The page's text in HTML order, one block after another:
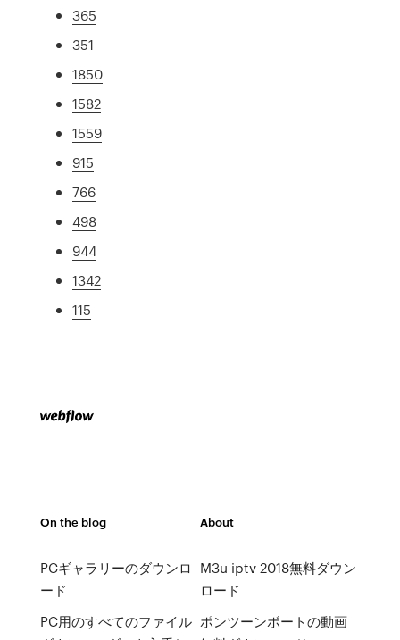
365
351
1850
1582
1559
915
766
498
944
1342
115
On the blog
PCギャラリーのダウンロ
ード
PC用のすべてのファイル
About
M3u iptv 2018無料ダウン
ロード
ポンツーンボートの動画